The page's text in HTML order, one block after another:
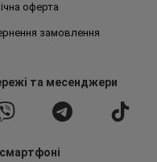
оферта
замовлення
та месенджери